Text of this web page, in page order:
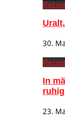
30.
In
23.